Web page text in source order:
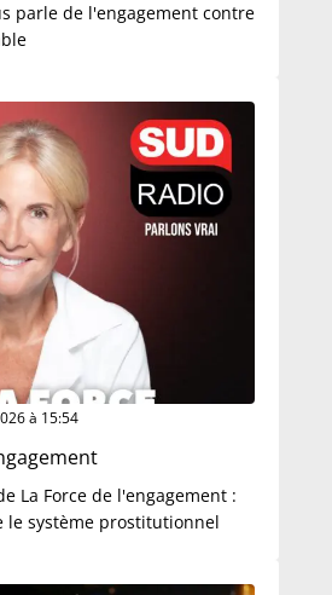
parle de l'engagement contre
à 15:54
La Force de l'engagement :
le système prostitutionnel